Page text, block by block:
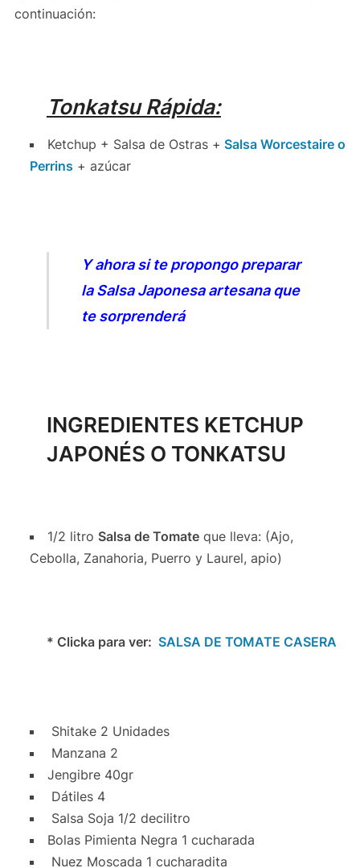
continuación:
Tonkatsu Rápida:
Ketchup + Salsa de Ostras + Salsa Worcestaire o
Perrins + azúcar
Y ahora si te propongo preparar
la Salsa Japonesa artesana que
te sorprenderá
INGREDIENTES KETCHUP
JAPONÉS O TONKATSU
1/2 litro Salsa de Tomate que lleva: (Ajo,
Cebolla, Zanahoria, Puerro y Laurel, apio)
* Clicka para ver: SALSA DE TOMATE CASERA
Shitake 2 Unidades
Manzana 2
Jengibre 40gr
Dátiles 4
Salsa Soja 1/2 decilitro
Bolas Pimienta Negra 1 cucharada
Nuez Moscada 1 cucharadita